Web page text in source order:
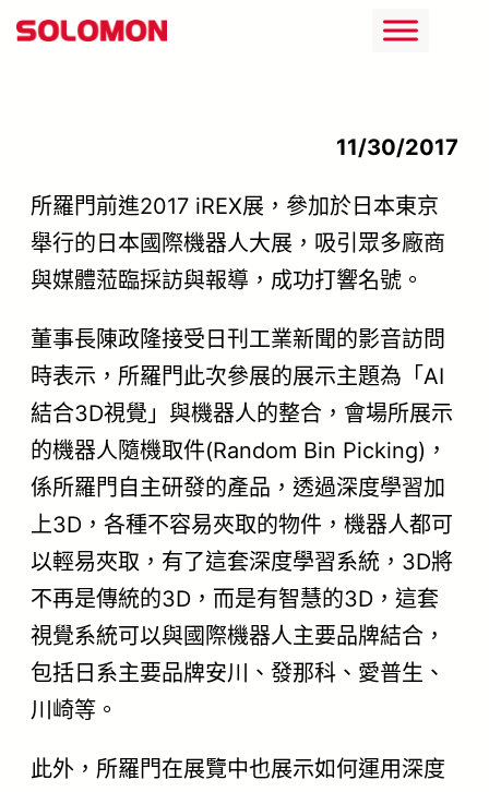
跳
11/30/2017
所羅門前進2017 iREX展，參加於日本東京
舉行的日本國際機器人大展，吸引眾多廠商
與媒體蒞臨採訪與報導，成功打響名號。
董事長陳政隆接受日刊工業新聞的影音訪問
時表示，所羅門此次參展的展示主題為「AI
結合3D視覺」與機器人的整合，會場所展示
的機器人隨機取件(Random Bin Picking)，
係所羅門自主研發的產品，透過深度學習加
上3D，各種不容易夾取的物件，機器人都可
以輕易夾取，有了這套深度學習系統，3D將
不再是傳統的3D，而是有智慧的3D，這套
視覺系統可以與國際機器人主要品牌結合，
包括日系主要品牌安川、發那科、愛普生、
川崎等。
此外，所羅門在展覽中也展示如何運用深度